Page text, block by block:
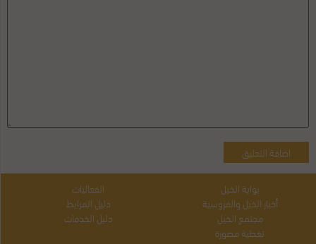
بوابة الخيل
أخبار الخيل والفروسية
مجتمع الخيل
تغطية مصورة
الفعاليات
دليل المرابط
دليل الخدمات